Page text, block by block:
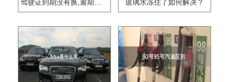
驾驶证到期没有换,逾期怎么办?? 玻璃水冻住了如何解决？